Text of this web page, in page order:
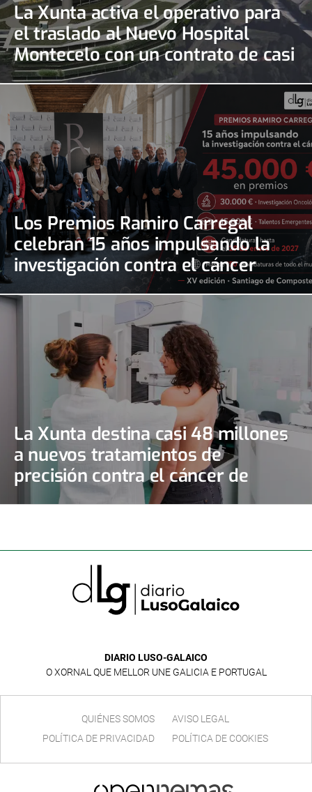
La Xunta activa el operativo para
el traslado al Nuevo Hospital
Montecelo con un contrato de casi
690.000 euros
Los Premios Ramiro Carregal
celebran 15 años impulsando la
investigación contra el cáncer
La Xunta destina casi 48 millones
a nuevos tratamientos de
precisión contra el cáncer de
mama y de ovario
DIARIO LUSO-GALAICO
O XORNAL QUE MELLOR UNE GALICIA E PORTUGAL
QUIÉNES SOMOS
AVISO LEGAL
POLÍTICA DE PRIVACIDAD
POLÍTICA DE COOKIES